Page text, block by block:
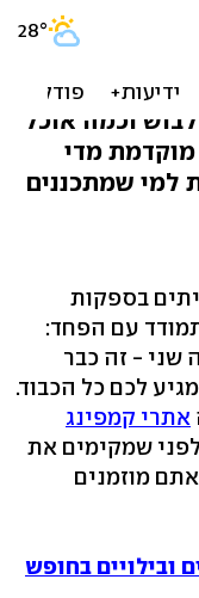
וכמה אוכל
מדי
למי שמתכננים
בספקות
עם הפחד:
שני - זה כבר
לכם כל הכבוד.
אתרי קמפינג
שמקימים את
מוזמנים
ובילויים בחופש